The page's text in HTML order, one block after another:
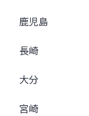
鹿児島
長崎
大分
宮崎